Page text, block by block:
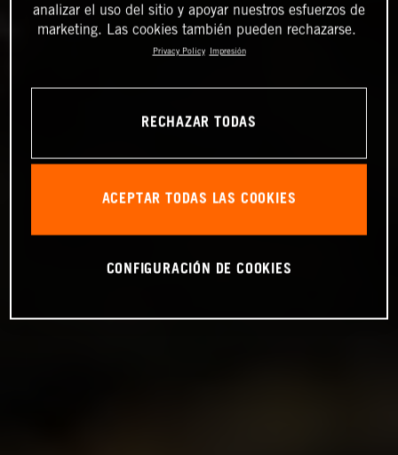
analizar el uso del sitio y apoyar nuestros esfuerzos de
marketing. Las cookies también pueden rechazarse.
Privacy Policy Impresión
RECHAZAR TODAS
ACEPTAR TODAS LAS COOKIES
CONFIGURACIÓN DE COOKIES